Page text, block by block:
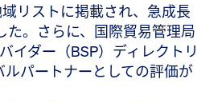
リストに掲載され、急成長
た。さらに、国際貿易管理局
イダー（BSP）ディレクトリ
パートナーとしての評価が